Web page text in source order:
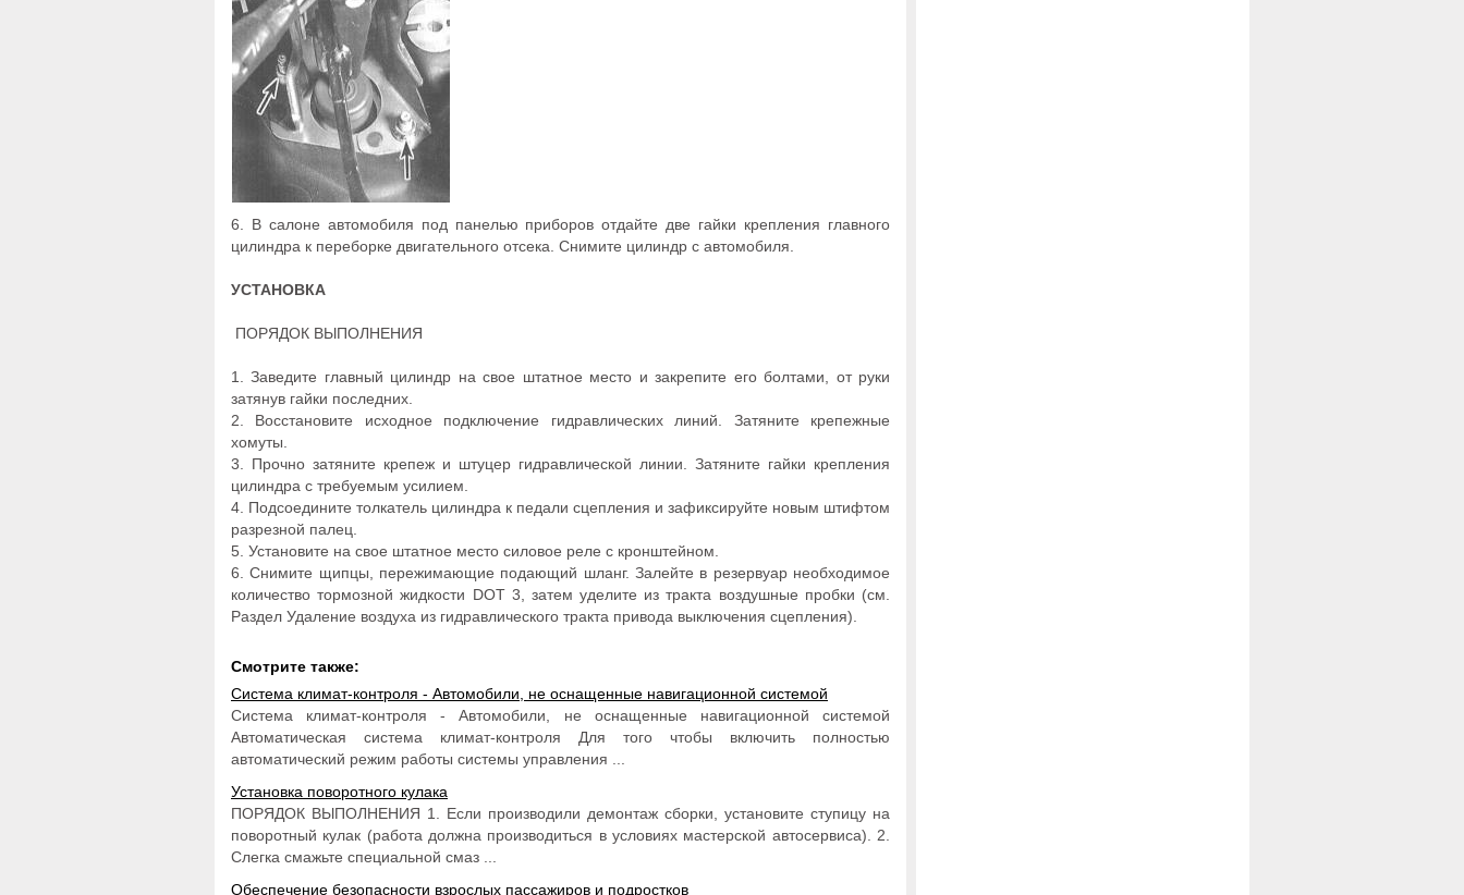
6. В салоне автомобиля под панелью приборов отдайте две гайки крепления главного
цилиндра к переборке двигательного отсека. Снимите цилиндр с автомобиля.
УСТАНОВКА
ПОРЯДОК ВЫПОЛНЕНИЯ
1. Заведите главный цилиндр на свое штатное место и закрепите его болтами, от руки
затянув гайки последних.
2. Восстановите исходное подключение гидравлических линий. Затяните крепежные
хомуты.
3. Прочно затяните крепеж и штуцер гидравлической линии. Затяните гайки крепления
цилиндра с требуемым усилием.
4. Подсоедините толкатель цилиндра к педали сцепления и зафиксируйте новым штифтом
разрезной палец.
5. Установите на свое штатное место силовое реле с кронштейном.
6. Снимите щипцы, пережимающие подающий шланг. Залейте в резервуар необходимое
количество тормозной жидкости DOT 3, затем уделите из тракта воздушные пробки (см.
Раздел Удаление воздуха из гидравлического тракта привода выключения сцепления).
Смотрите также:
Система климат-контроля - Автомобили, не оснащенные навигационной системой
Система климат-контроля - Автомобили, не оснащенные навигационной системой
Автоматическая система климат-контроля Для того чтобы включить полностью
автоматический режим работы системы управления ...
Установка поворотного кулака
ПОРЯДОК ВЫПОЛНЕНИЯ 1. Если производили демонтаж сборки, установите ступицу на
поворотный кулак (работа должна производиться в условиях мастерской автосервиса). 2.
Слегка смажьте специальной смаз ...
Обеспечение безопасности взрослых пассажиров и подростков